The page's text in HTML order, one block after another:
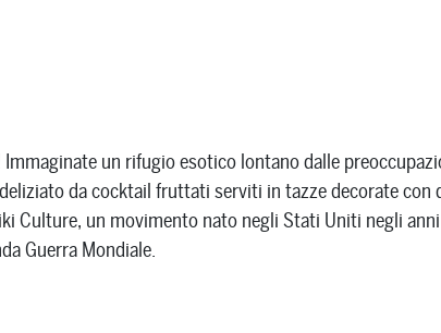
un rifugio esotico lontano dalle
da cocktail fruttati serviti in tazze decorate con
Culture, un movimento nato negli Stati Uniti negli
Guerra Mondiale.